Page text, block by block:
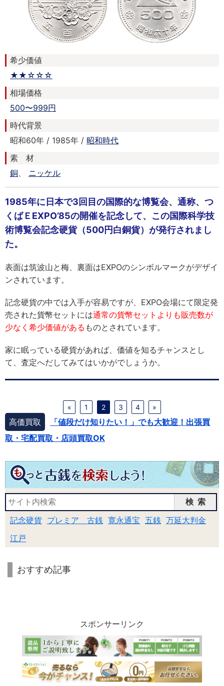
希少価値
★★☆☆☆
相場価格
500〜999円
時代背景
昭和60年 / 1985年 / 昭和時代
素 材
銅
ニッケル
1985年に日本で3回目の国際的な博覧会、通称、つ
くばＥEXPO’85の開催を記念して、この国際科学技
術博覧会記念硬貨（500円白銅貨）が発行されまし
た。
表面は筑波山と梅、裏面はEXPOのシンボルマークがデザイ
ンされています。
記念硬貨の中では入手が容易ですが、EXPO会場にて限定発
売された貨幣セットには通常の貨幣セットよりも販売数が
少なく希少価値がある ものとされています。
家に眠っている硬貨があれば、価値を知るチャンスとし
て、査定へだしてみてはいかがでしょうか。
« 1 2 3 4 »
高価買取
「値段だけ知りたい！」でも大歓迎！出張買
取・宅配買取・店頭買取OK
検索
記念硬貨 プレミア 古銭 寛永通宝 五銭 万延大判金
江戸
おすすめ記事
スポンサーリンク